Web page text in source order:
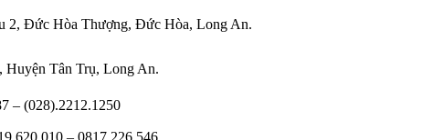
2, Đức Hòa Thượng, Đức Hòa, Long An.
Tân Trụ, Long An.
– (028).2212.1250
– 0817.226.546